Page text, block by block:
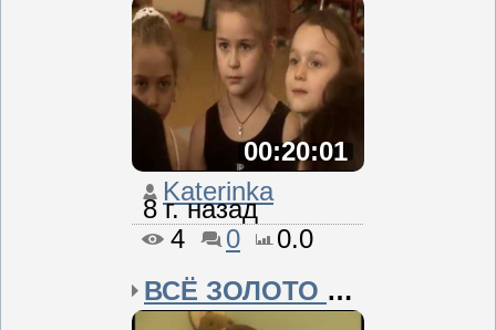
00:20:01
Katerinka
8 г. назад
4
0
0.0
ВСЁ ЗОЛОТО МИРА